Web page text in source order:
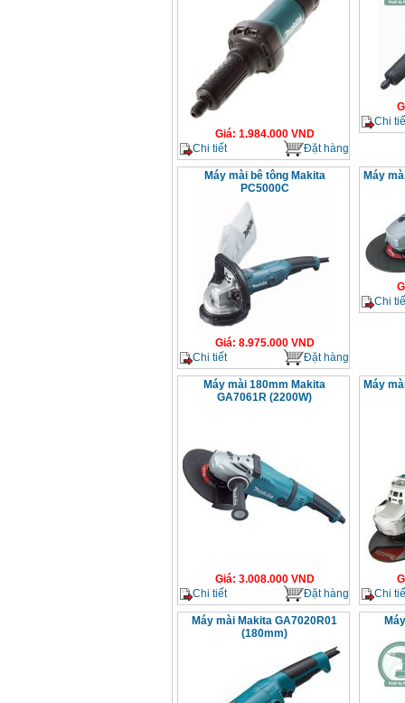
Giá: 1.984.000VND
Chi tiết
Đặt hàng
Chi
Máy mài bê tông Makita
PC5000C
Giá: 8.975.000VND
Chi tiết
Đặt hàng
Máy
Chi
Máy mài 180mm Makita
GA7061R (2200W)
Giá: 3.008.000VND
Chi tiết
Đặt hàng
Máy
Chi
Máy mài Makita GA7020R01
(180mm)